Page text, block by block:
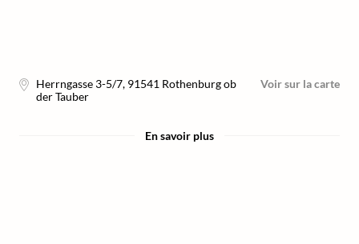
Herrngasse 3-5/7, 91541 Rothenburg ob
der Tauber
Voir sur la carte
En savoir plus